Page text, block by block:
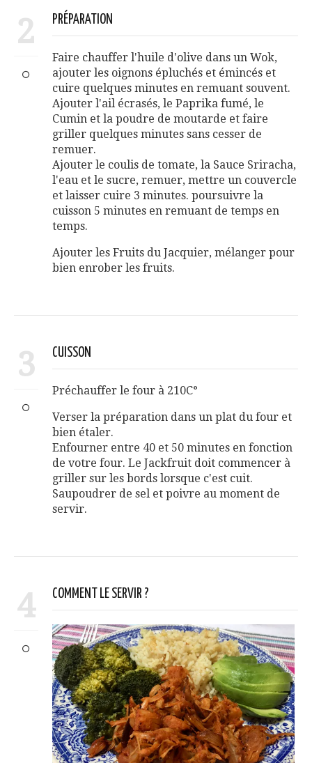
2 PRÉPARATION
Faire chauffer l'huile d'olive dans un Wok,
ajouter les oignons épluchés et émincés et
cuire quelques minutes en remuant souvent.
Ajouter l'ail écrasés, le Paprika fumé, le
Cumin et la poudre de moutarde et faire
griller quelques minutes sans cesser de
remuer.
Ajouter le coulis de tomate, la Sauce Sriracha,
l'eau et le sucre, remuer, mettre un couvercle
et laisser cuire 3 minutes. poursuivre la
cuisson 5 minutes en remuant de temps en
temps.
Ajouter les Fruits du Jacquier, mélanger pour
bien enrober les fruits.
3 CUISSON
Préchauffer le four à 210C°
Verser la préparation dans un plat du four et
bien étaler.
Enfourner entre 40 et 50 minutes en fonction
de votre four. Le Jackfruit doit commencer à
griller sur les bords lorsque c'est cuit.
Saupoudrer de sel et poivre au moment de
servir.
4 COMMENT LE SERVIR ?